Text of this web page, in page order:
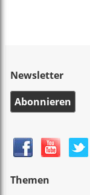
Newsletter
Abonnieren
Themen